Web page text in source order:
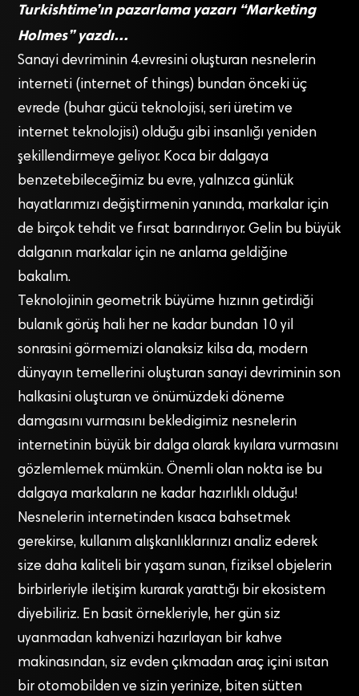
Turkishtime’ın pazarlama yazarı “Marketing
Holmes” yazdı…
Sanayi devriminin 4.evresini oluşturan nesnelerin
interneti (internet of things) bundan önceki üç
evrede (buhar gücü teknolojisi, seri üretim ve
internet teknolojisi) olduğu gibi insanlığı yeniden
şekillendirmeye geliyor. Koca bir dalgaya
benzetebileceğimiz bu evre, yalnızca günlük
hayatlarımızı değiştirmenin yanında, markalar için
de birçok tehdit ve fırsat barındırıyor. Gelin bu büyük
dalganın markalar için ne anlama geldiğine
bakalım.
Teknolojinin geometrik büyüme hızının getirdiği
bulanık görüş hali her ne kadar bundan 10 yil
sonrasini görmemizi olanaksiz kilsa da, modern
dünyayın temellerini oluşturan sanayi devriminin son
halkasini oluşturan ve önümüzdeki döneme
damgasını vurmasını bekledigimiz nesnelerin
internetinin büyük bir dalga olarak kıyılara vurmasını
gözlemlemek mümkün. Önemli olan nokta ise bu
dalgaya markaların ne kadar hazırlıklı olduğu!
Nesnelerin internetinden kısaca bahsetmek
gerekirse, kullanım alışkanlıklarınızı analiz ederek
size daha kaliteli bir yaşam sunan, fiziksel objelerin
birbirleriyle iletişim kurarak yarattığı bir ekosistem
diyebiliriz. En basit örnekleriyle, her gün siz
uyanmadan kahvenizi hazırlayan bir kahve
makinasından, siz evden çıkmadan araç içini ısıtan
bir otomobilden ve sizin yerinize, biten sütten